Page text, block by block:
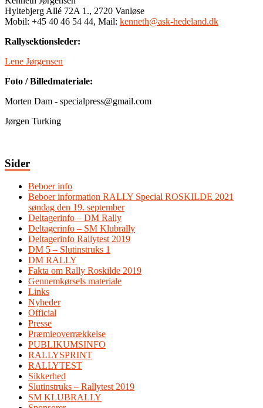
Hyltebjerg Allé 72A 1., 2720 Vanløse
Mobil: +45 40 46 54 44, Mail: kenneth@ask-hedeland.dk
Rallysektionsleder:
Lene Jørgensen
Foto / Billedmateriale:
Morten Dam - specialpress@gmail.com
Jørgen Turking
Sider
Beboer info
Beboer information RALLY Special ROSKILDE 2021
søndag den 19. september
Deltagerinfo – DM Rally
Deltagerinfo – SM Klubrally
Deltagerinfo Rallytest 2019
DM 5 – Slutinstruks 1
DM RALLY
Fakta om Rally Roskilde 2019
Gennemkørsels materiale
Links
Nyheder
Official
Presse
Præmieoverrækkelse
PUBLIKUMSINFO
RALLYSPRINT
RALLYTEST
Sikkerhed
Slutinstruks – Rallytest 2019
SM KLUBRALLY